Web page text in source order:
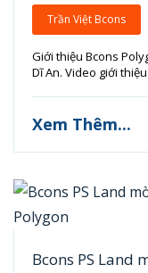
Trần Việt Bcons
Giới thiệu Bcons
Dĩ An. Video giới
Xem Thêm...
Bcons PS Land